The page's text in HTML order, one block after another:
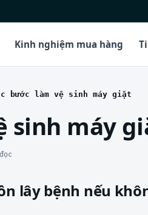
Kinh nghiệm mua hàng
bước làm vệ sinh máy giặt
sinh máy
lây bệnh nếu